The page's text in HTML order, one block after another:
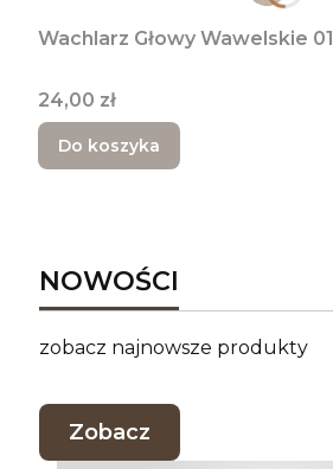
Wachlarz Głowy Wawelskie 01
Cena
24,00 zł
Do koszyka
NOWOŚCI
zobacz najnowsze produkty
Zobacz